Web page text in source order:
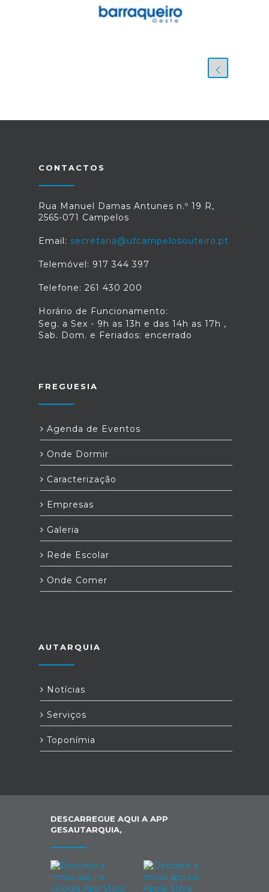
CONTACTOS
Rua Manuel Damas Antunes n.º 19 R,
2565-071 Campelos
Email: secretaria@ufcampelosouteiro.pt
Telemóvel: 917 344 397
Telefone: 261 430 200
Horário de Funcionamento:
Seg. a Sex - 9h as 13h e das 14h as 17h ,
Sab. Dom. e Feriados: encerrado
FREGUESIA
Agenda de Eventos
Onde Dormir
Caracterização
Empresas
Galeria
Rede Escolar
Onde Comer
AUTARQUIA
Notícias
Serviços
Toponímia
DESCARREGUE AQUI A APP
GESAUTARQUIA,